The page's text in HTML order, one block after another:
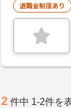
退職金制度あり
2 件中 1-2件を